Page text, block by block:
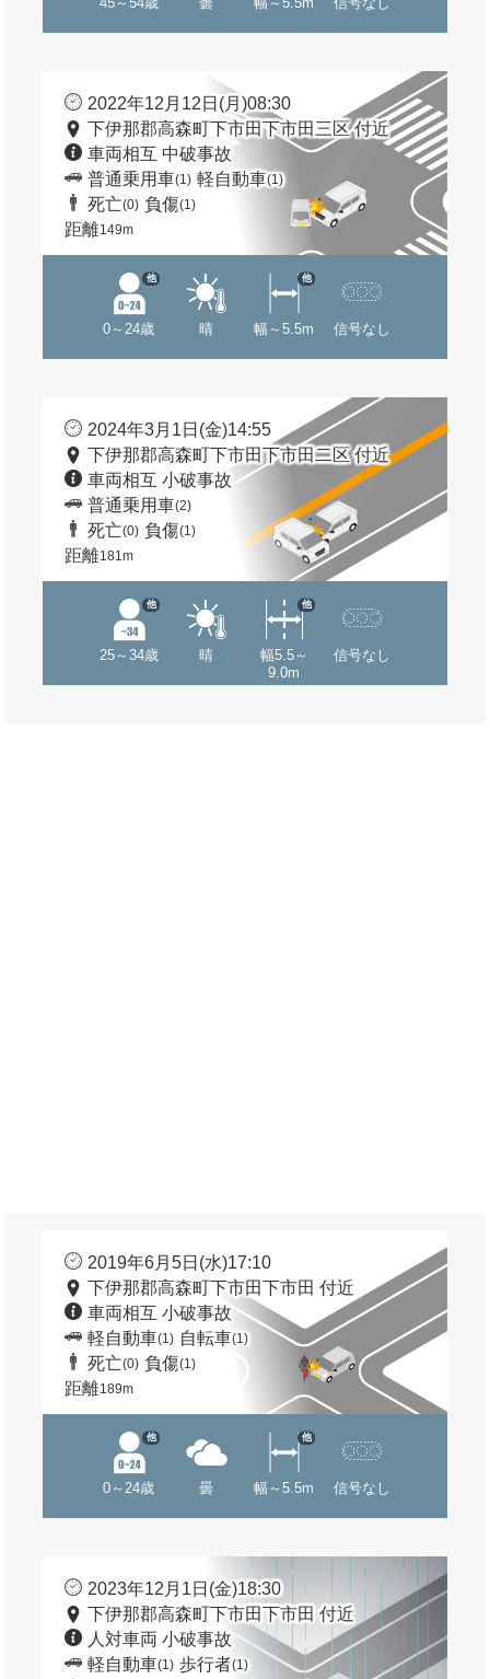
2022年12月12日(月)08:30
下伊那郡高森町下市田下市田三区 付近
車両相互 中破事故
普通乗用車(1) 軽自動車(1)
死亡(0) 負傷(1)
距離149m
0～24歳
他
晴 幅～5.5m
他
信号なし
2024年3月1日(金)14:55
下伊那郡高森町下市田下市田二区 付近
車両相互 小破事故
普通乗用車(2)
死亡(0) 負傷(1)
距離181m
25～34歳
他
晴
幅5.5～
9.0m
他
信号なし
2019年6月5日(水)17:10
下伊那郡高森町下市田下市田 付近
車両相互 小破事故
軽自動車(1) 自転車(1)
死亡(0) 負傷(1)
距離189m
0～24歳
他
曇 幅～5.5m
他
信号なし
2023年12月1日(金)18:30
下伊那郡高森町下市田下市田 付近
人対車両 小破事故
軽自動車(1) 歩行者(1)